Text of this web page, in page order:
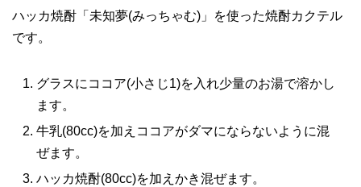
ハッカ焼酎「未知夢(みっちゃむ)」を使った焼酎カクテル
です。
グラスにココア(小さじ1)を入れ少量のお湯で溶かし
ます。
牛乳(80cc)を加えココアがダマにならないように混
ぜます。
ハッカ焼酎(80cc)を加えかき混ぜます。